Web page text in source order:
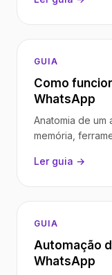
GUIA
Como
WhatsApp
Anatomia de um
memória,
Ler guia →
GUIA
Automação
WhatsApp